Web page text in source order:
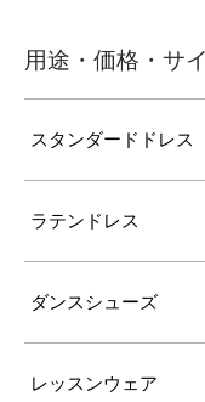
用途・価格・サ
スタンダードドレス
ラテンドレス
ダンスシューズ
レッスンウェア